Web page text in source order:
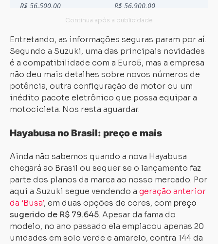
Entretando, as informações seguras param por aí.
Segundo a Suzuki, uma das principais novidades
é a compatibilidade com a Euro5, mas a empresa
não deu mais detalhes sobre novos números de
potência, outra configuração de motor ou um
inédito pacote eletrônico que possa equipar a
motocicleta. Nos resta aguardar.
Hayabusa no Brasil: preço e mais
Ainda não sabemos quando a nova Hayabusa
chegará ao Brasil ou sequer se o lançamento faz
parte dos planos da marca ao nosso mercado. Por
aqui a Suzuki segue vendendo a geração anterior
da ‘Busa’, em duas opções de cores, com preço
sugerido de R$ 79.645. Apesar da fama do
modelo, no ano passado ela emplacou apenas 20
unidades em solo verde e amarelo, contra 144 da